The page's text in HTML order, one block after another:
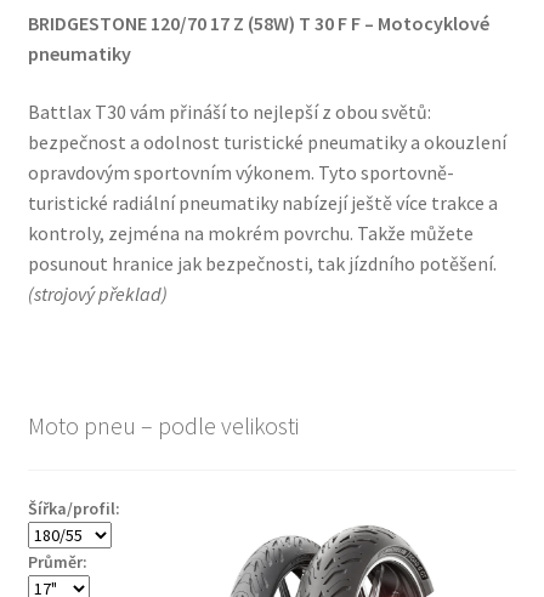
BRIDGESTONE 120/70 17 Z (58W) T 30 F F – Motocyklové
pneumatiky
Battlax T30 vám přináší to nejlepší z obou světů:
bezpečnost a odolnost turistické pneumatiky a okouzlení
opravdovým sportovním výkonem. Tyto sportovně-
turistické radiální pneumatiky nabízejí ještě více trakce a
kontroly, zejména na mokrém povrchu. Takže můžete
posunout hranice jak bezpečnosti, tak jízdního potěšení.
(strojový překlad)
Moto pneu – podle velikosti
Šířka/profil:
Průměr: